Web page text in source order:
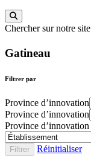
Chercher sur notre
Gatineau
Filtrer par
Province d’innovation
Province d’innovation
Province d’innovation
Réinitialiser